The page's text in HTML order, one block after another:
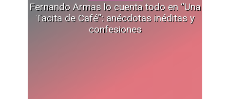
Fernando Armas lo cuenta todo en “Una
Tacita de Café”: anécdotas inéditas y
confesiones